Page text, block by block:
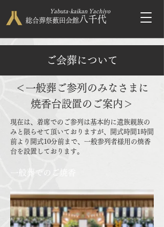
総合葬祭藪田会館 八千代
Yachiyo
Yabuta-kaikan
ご会葬について
＜一般葬ご参列のみなさまに
焼香台設置のご案内＞
現在は、着席でのご参列は基本的に遺族親族の
みと限らせて頂いておりますが、開式時間1時間
前より開式10分前まで、一般参列者様用の焼香
台を設置しております。
一般葬でのご焼香